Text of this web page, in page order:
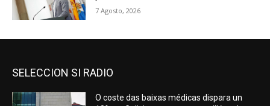
7 Agosto, 2026
SELECCION SI RADIO
O coste das baixas médicas dispara un